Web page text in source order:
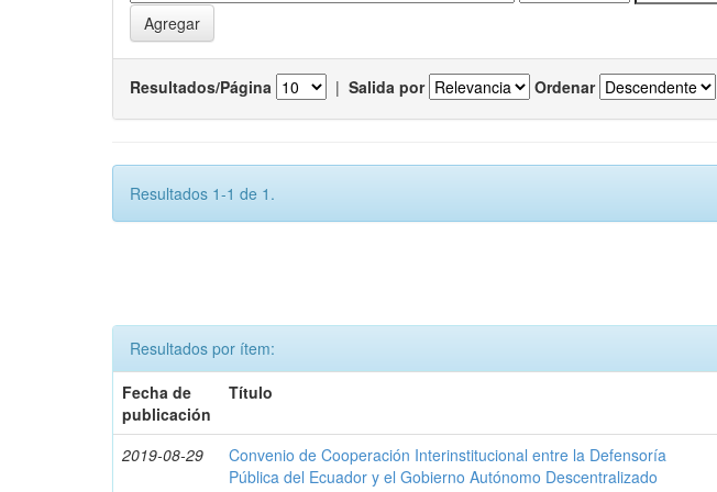
Resultados/Página | Salida por Ordenar
Resultados 1-1 de 1.
Resultados por ítem:
Fecha de
publicación
Título
2019-08-29
Convenio de Cooperación Interinstitucional entre la Defensoría
Pública del Ecuador y el Gobierno Autónomo Descentralizado